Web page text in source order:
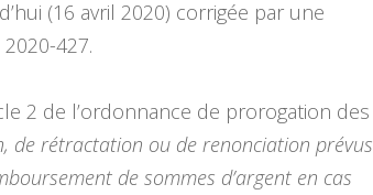
(16 avril 2020) corrigée par une
427.
2 de l’ordonnance de prorogation des
de rétractation ou de renonciation prévus
de sommes d’argent en cas